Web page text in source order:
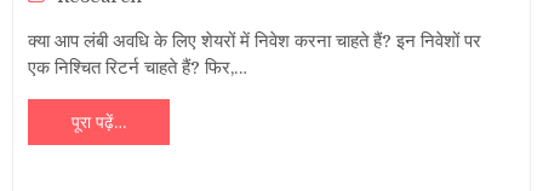
क्या आप लंबी अवधि के लिए शेयरों में निवेश करना चाहते हैं? इन निवेशों पर
एक निश्चित रिटर्न चाहते हैं? फिर,…
पूरा पढ़ें…